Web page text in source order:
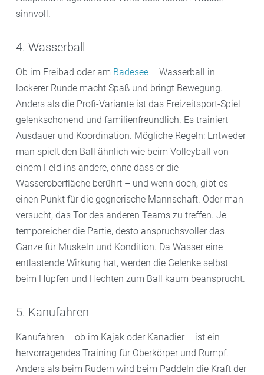
sinnvoll.
4. Wasserball
Ob im Freibad oder am Badesee – Wasserball in
lockerer Runde macht Spaß und bringt Bewegung.
Anders als die Profi-Variante ist das Freizeitsport-Spiel
gelenkschonend und familienfreundlich. Es trainiert
Ausdauer und Koordination. Mögliche Regeln: Entweder
man spielt den Ball ähnlich wie beim Volleyball von
einem Feld ins andere, ohne dass er die
Wasseroberfläche berührt – und wenn doch, gibt es
einen Punkt für die gegnerische Mannschaft. Oder man
versucht, das Tor des anderen Teams zu treffen. Je
temporeicher die Partie, desto anspruchsvoller das
Ganze für Muskeln und Kondition. Da Wasser eine
entlastende Wirkung hat, werden die Gelenke selbst
beim Hüpfen und Hechten zum Ball kaum beansprucht.
5. Kanufahren
Kanufahren – ob im Kajak oder Kanadier – ist ein
hervorragendes Training für Oberkörper und Rumpf.
Anders als beim Rudern wird beim Paddeln die Kraft der